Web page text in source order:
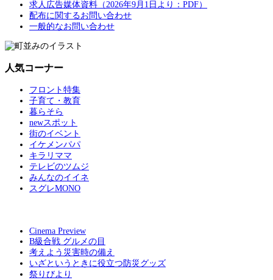
求人広告媒体資料（2026年9月1日より：PDF）
配布に関するお問い合わせ
一般的なお問い合わせ
人気コーナー
フロント特集
子育て・教育
暮らそら
newスポット
街のイベント
イケメンパパ
キラリママ
テレビのツムジ
みんなのイイネ
スグレMONO
Cinema Preview
B級合戦 グルメの目
考えよう災害時の備え
いざというときに役立つ防災グッズ
祭りびより